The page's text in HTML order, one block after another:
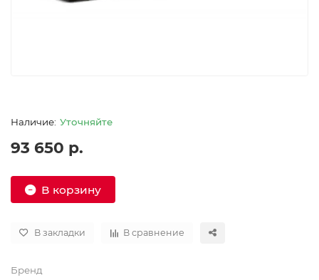
Уточняйте
93 650 р.
В корзину
В закладки В сравнение
Бренд